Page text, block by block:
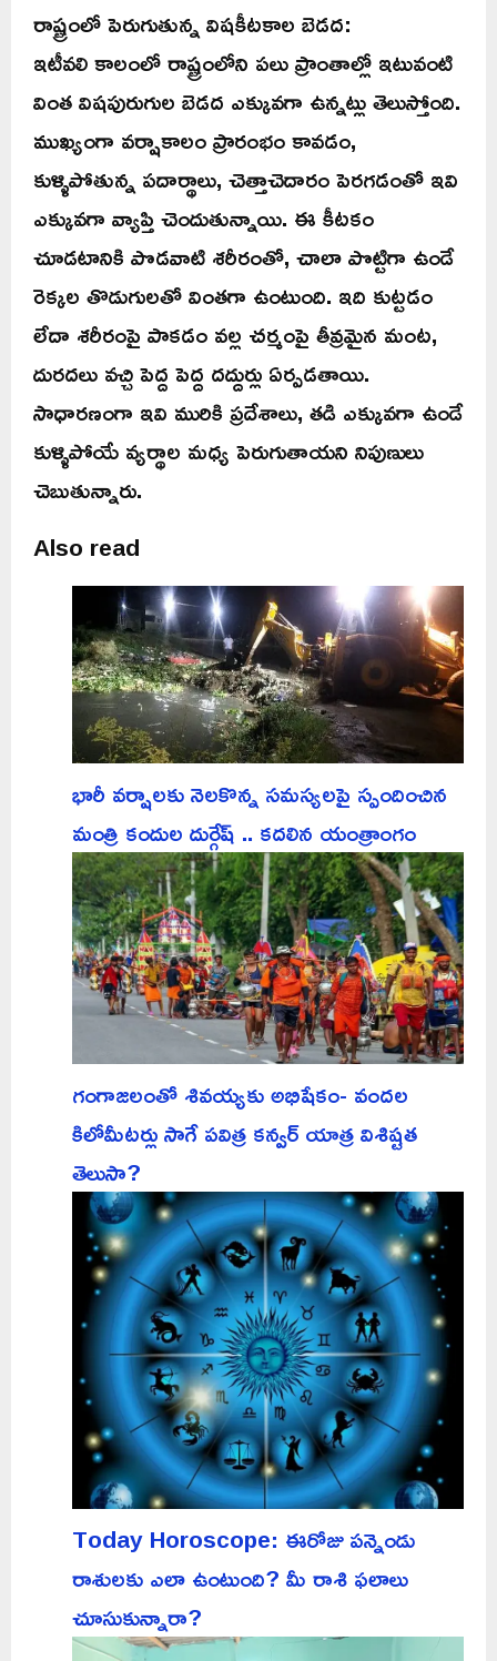
రాష్ట్రంలో పెరుగుతున్న విషకీటకాల బెడద:
ఇటీవలి కాలంలో రాష్ట్రంలోని పలు ప్రాంతాల్లో ఇటువంటి
వింత విషపురుగుల బెడద ఎక్కువగా ఉన్నట్లు తెలుస్తోంది.
ముఖ్యంగా వర్షాకాలం ప్రారంభం కావడం,
కుళ్ళిపోతున్న పదార్థాలు, చెత్తాచెదారం పెరగడంతో ఇవి
ఎక్కువగా వ్యాప్తి చెందుతున్నాయి. ఈ కీటకం
చూడటానికి పొడవాటి శరీరంతో, చాలా పొట్టిగా ఉండే
రెక్కల తొడుగులతో వింతగా ఉంటుంది. ఇది కుట్టడం
లేదా శరీరంపై పాకడం వల్ల చర్మంపై తీవ్రమైన మంట,
దురదలు వచ్చి పెద్ద పెద్ద దద్దుర్లు ఏర్పడతాయి.
సాధారణంగా ఇవి మురికి ప్రదేశాలు, తడి ఎక్కువగా ఉండే
కుళ్ళిపోయే వ్యర్థాల మధ్య పెరుగుతాయని నిపుణులు
చెబుతున్నారు.
Also read
భారీ వర్షాలకు నెలకొన్న సమస్యలపై స్పందించిన
మంత్రి కందుల దుర్గేష్ .. కదలిన యంత్రాంగం
గంగాజలంతో శివయ్యకు అభిషేకం- వందల
కిలోమీటర్లు సాగే పవిత్ర కన్వర్ యాత్ర విశిష్టత
తెలుసా?
Today Horoscope: ఈరోజు పన్నెండు
రాశులకు ఎలా ఉంటుంది? మీ రాశి ఫలాలు
చూసుకున్నారా?